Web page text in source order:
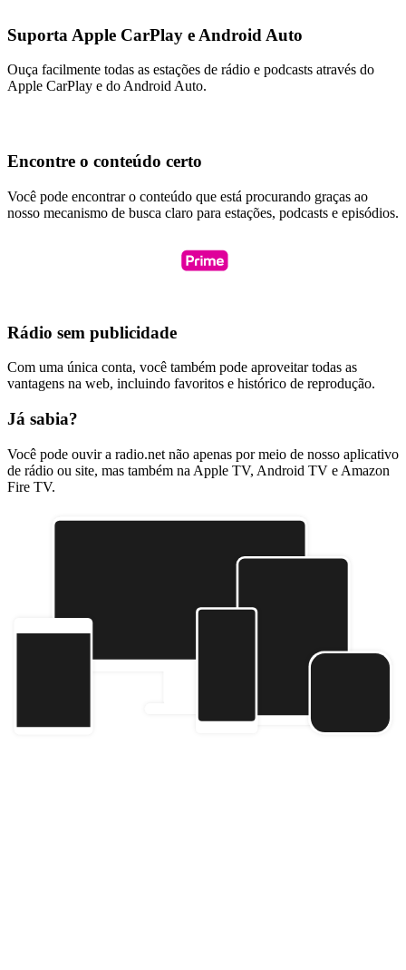
Suporta Apple CarPlay e Android Auto
Ouça facilmente todas as estações de rádio e podcasts através do
Apple CarPlay e do Android Auto.
Encontre o conteúdo certo
Você pode encontrar o conteúdo que está procurando graças ao
nosso mecanismo de busca claro para estações, podcasts e episódios.
Rádio sem publicidade
Com uma única conta, você também pode aproveitar todas as
vantagens na web, incluindo favoritos e histórico de reprodução.
Já sabia?
Você pode ouvir a radio.net não apenas por meio de nosso aplicativo
de rádio ou site, mas também na Apple TV, Android TV e Amazon
Fire TV.